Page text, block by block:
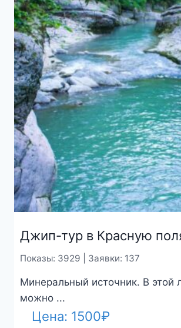
Джип-тур в Красную
Показы: 3929 | Заявки: 137
Минеральный источник. В этой
можно ...
Цена: 1500₽